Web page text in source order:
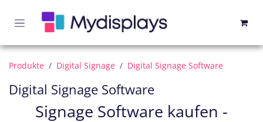
Produkte Digital Signage Digital Signage Software
Digital Signage Software
Signage Software kaufen -